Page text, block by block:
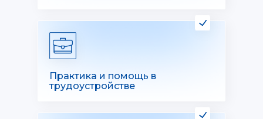
Практика и помощь в
трудоустройстве